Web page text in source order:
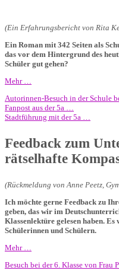
(Ein Erfahrungsbericht von Rita
Ein Roman mit 342 Seiten als
das vor dem Hintergrund des
Schüler gut gehen?
Mehr …
Autorinnen-Besuch in der Schule
Fanpost aus der 5a …
Stadtführung mit der 5a …
Feedback zum
rätselhafte
(Rückmeldung von Anne Peetz,
Ich möchte gerne Feedback zu
geben, das wir im
Klassenlektüre gelesen haben.
Schülerinnen und Schülern.
Mehr …
Besuch bei der 6. Klasse von Frau